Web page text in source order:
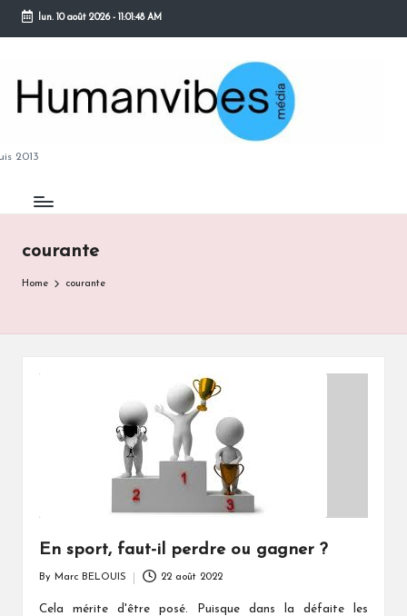
Skip
content
lun. 10 août 2026- 11:01:49 AM
2013
courante
Home courante
En sport, faut-il perdre ou gagner ?
by
By Marc BELOUIS 22 août 2022
Cela mérite d'être posé. Puisque dans la défaite les